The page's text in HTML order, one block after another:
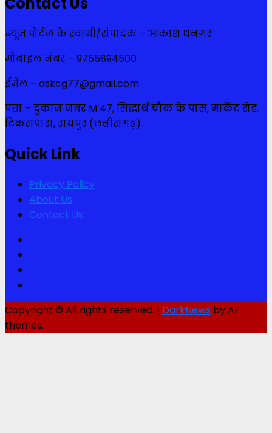
न्यूज पोर्टल के स्वामी/संपादक – आकाश धनगर
मोबाइल नंबर – 9755894500
ईमेल – askcg77@gmail.com
पता – दुकान नंबर M 47, सिद्धार्थ चौक के पास, मार्केट रोड,
टिकरापारा, रायपुर (छत्तीसगढ़)
Quick Link
Privacy Policy
About Us
Contact Us
Copyright © All rights reserved. | DarkNews by AF
themes.